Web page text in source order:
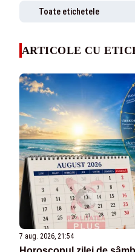
Toate etichetele
ARTICOLE CU
7 aug. 2026, 21:54